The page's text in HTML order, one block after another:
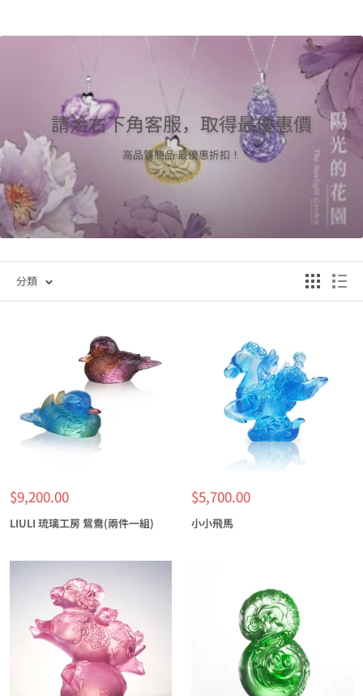
請洽右下角客服，取得最優惠價
高品質商品 最優惠折扣！
分類
特
價
$9,200.00
LIULI 琉璃工房 鴛鴦(兩件一組)
特
價
$5,700.00
小小飛馬